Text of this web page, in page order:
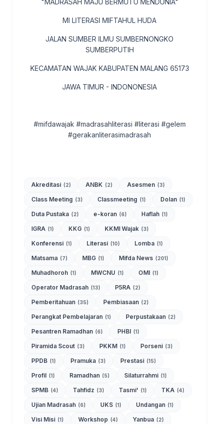
"MADRASAH MAJU BERMUTU MENDUNIA"
MI LITERASI MIFTAHUL HUDA
JALAN SUMBER ILMU SUMBERNONGKO
SUMBERPUTIH
KECAMATAN WAJAK KABUPATEN MALANG 65173
JAWA TIMUR - INDONONESIA
#mifdawajak #madrasahliterasi #literasi #gelem
#gerakanliterasimadrasah
Akreditasi (2) ANBK (2) Asesmen (3)
Class Meeting (3) Classmeeting (1) Dolan (1)
Duta Pustaka (2) e-koran (6) Haflah (1)
IGRA (1) KKG (1) KKMI Wajak (3)
Konferensi (1) Literasi (10) Lomba (1)
Matsama (7) MBG (1) Mifda News (201)
Muhadhoroh (1) MWCNU (1) OMI (1)
Operator Madrasah (13) P5RA (2)
Pemberitahuan (35) Pembiasaan (2)
Perangkat Pembelajaran (1) Perpustakaan (2)
Pesantren Ramadhan (6) PHBI (1)
Piramida Scout (3) PKKM (1) Porseni (3)
PPDB (1) Pramuka (3) Prestasi (15)
Profil (1) Ramadhan (5) Silaturrahmi (1)
SPMB (4) Tahfidz (3) Tasmi' (1) TKA (4)
Ujian Madrasah (6) UKS (1) Undangan (1)
Visi Misi (1) Workshop (4) Yanbua (2)